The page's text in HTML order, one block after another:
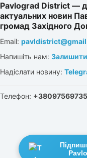
Pavlograd District —
актуальних новин
громад Західного
Email:
Напишіть нам:
Надіслати новину:
Телефон: